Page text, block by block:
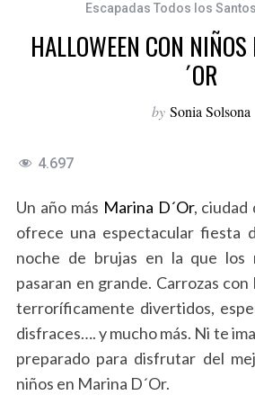
Escapadas Todos los
HALLOWEEN CON
´OR
by Sonia Solsona
4.697
Un año más Marina D´Or, ciudad
ofrece una espectacular fiesta
noche de brujas en la que los
pasaran en grande. Carrozas con
terroríficamente divertidos,
disfraces…. y mucho más. Ni te
preparado para disfrutar del
niños en Marina D´Or.